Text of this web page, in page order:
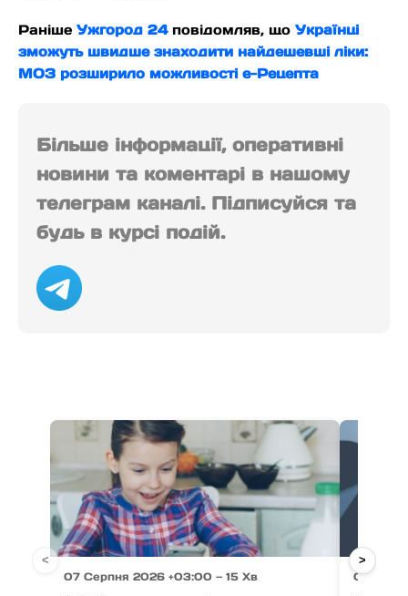
Раніше Ужгород 24повідомляв, що Українці
зможуть швидше знаходити найдешевші ліки:
МОЗ розширило можливості е-Рецепта
Більше інформації, оперативні
новини та коментарі в нашому
телеграм каналі. Підписуйся та
будь в курсі подій.
07 Серпня 2026 +03:00 — 15 Хв 07
< >